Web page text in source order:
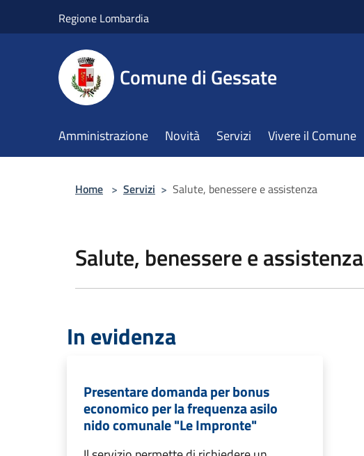
Regione Lombardia
Comune di Gessate
Amministrazione Novità Servizi Vivere il Comune
Home > Servizi > Salute, benessere e assistenza
Salute, benessere e assistenza
In evidenza
Presentare domanda per bonus
economico per la frequenza asilo
nido comunale "Le Impronte"